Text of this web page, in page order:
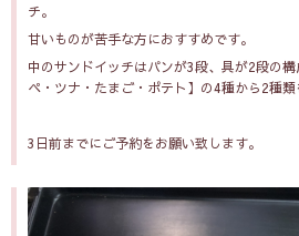
チ。
甘いものが苦手な方におすすめです。
中のサンドイッチはパンが3段、具が2段の
ペ・ツナ・たまご・ポテト】の4種から2種類
3日前までにご予約をお願い致します。